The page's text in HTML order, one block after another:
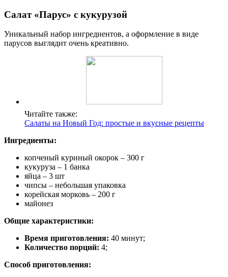
Салат «Парус» с кукурузой
Уникальный набор ингредиентов, а оформление в виде
парусов выглядит очень креативно.
Читайте также:
Салаты на Новый Год: простые и вкусные рецепты
Ингредиенты:
копченый куриный окорок – 300 г
кукуруза – 1 банка
яйца – 3 шт
чипсы – небольшая упаковка
корейская морковь – 200 г
майонез
Общие характеристики:
Время приготовления: 40 минут;
Количество порций: 4;
Способ приготовления: